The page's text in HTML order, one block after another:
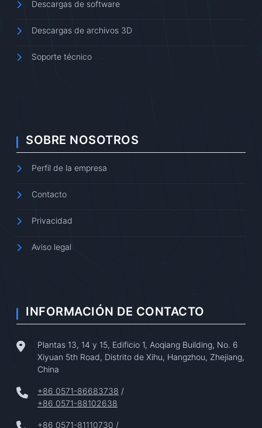
Descargas de software
Descargas de archivos 3D
Soporte técnico
SOBRE NOSOTROS
Perfil de la empresa
Contacto
Privacidad
Aviso legal
INFORMACIÓN DE CONTACTO
Plantas 13, 14 y 15, Edificio 1, Aoqiang Building, No. 6
Xiyuan 5th Road, Distrito de Xihu, Hangzhou, Zhejiang,
China
+86 0571-86683738 /
+86 0571-88102638
+86 0571-81110730 /